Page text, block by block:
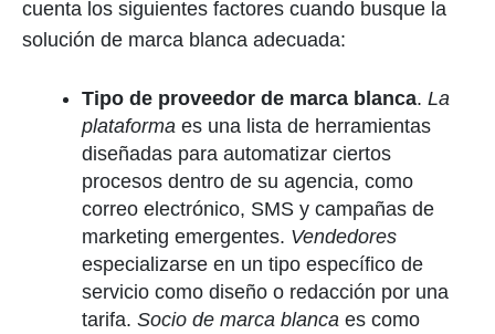
cuenta los siguientes factores cuando busque la
solución de marca blanca adecuada:
Tipo de proveedor de marca blanca. La
plataforma es una lista de herramientas
diseñadas para automatizar ciertos
procesos dentro de su agencia, como
correo electrónico, SMS y campañas de
marketing emergentes. Vendedores
especializarse en un tipo específico de
servicio como diseño o redacción por una
tarifa. Socio de marca blanca es como